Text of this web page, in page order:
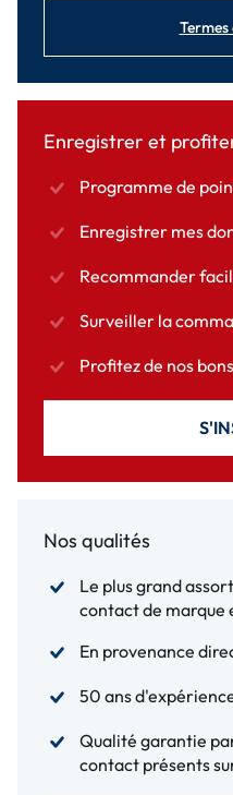
Enregistrer et
Programme de
Enregistrer mes
Recommander
Surveiller la
Profitez de nos
Nos qualités
Le plus grand
contact de marque
En provenance
50 ans
Qualité garantie
contact présents